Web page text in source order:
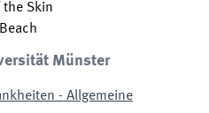
Skin
Münster
- Allgemeine